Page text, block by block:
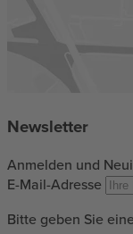
Newsletter
Anmelden und
E-Mail-Adresse
Bitte geben Sie